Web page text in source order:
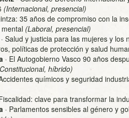
(Internacional, presencial)
35 años de compromiso con la
(Laboral, presencial)
· Salud y justicia para las mujeres y los
políticas de protección y salud
· El Autogobierno Vasco 90 años
híbrido)
químicos y seguridad
clave para transformar la
· Parlamentos sensibles al género y